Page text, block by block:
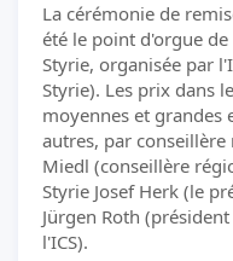
La cérémonie de
été le point d'orgue
Styrie, organisée par
Styrie). Les prix dans
moyennes et grandes
autres, par
Miedl (conseillère
Styrie Josef Herk (le
Jürgen Roth
l'ICS).